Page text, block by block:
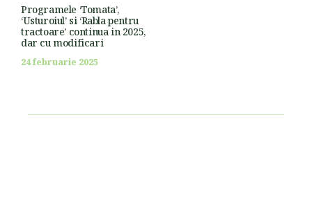
Programele ‘Tomata’,
‘Usturoiul’ si ‘Rabla pentru
tractoare’ continua in 2025,
dar cu modificari
24 februarie 2025